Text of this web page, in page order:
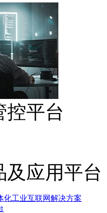
控平台
及应用平台
化工业互联网解决方案